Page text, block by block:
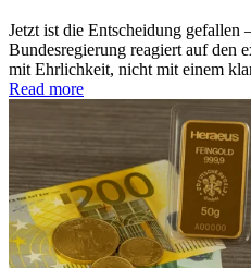
Jetzt ist die Entscheidung gefallen
Bundesregierung reagiert auf den
mit Ehrlichkeit, nicht mit einem
Read more